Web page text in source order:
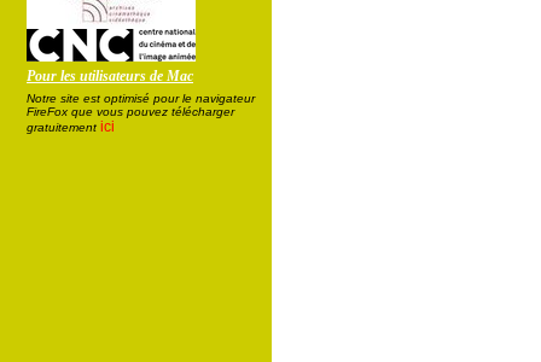
Pour les utilisateurs de Mac
Notre site est optimisé pour le navigateur
FireFox que vous pouvez télécharger
gratuitement ici